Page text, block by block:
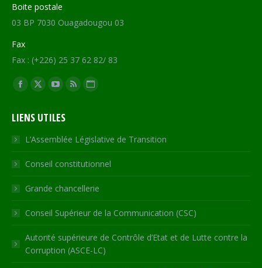
Boite postale
03 BP 7030 Ouagadougou 03
Fax
Fax : (+226) 25 37 62 82/ 83
Trouvez nous sur :
Facebook
opens
in
new
window
X
opens
in
new
window
YouTube
opens
in
new
window
RSS
in
new
window
Site
opens
in
new
LIENS UTILES
L’Assemblée Législative de Transition
Conseil constitutionnel
Grande chancellerie
Conseil Supérieur de la Communication (CSC)
Autorité supérieure de Contrôle d’Etat et de Lutte contre la
Corruption (ASCE-LC)